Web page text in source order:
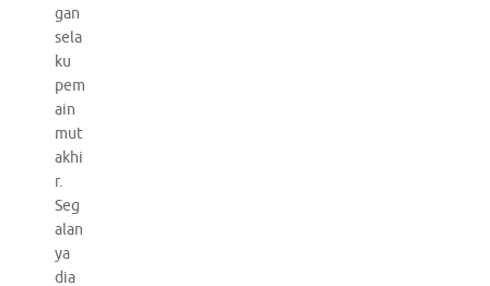
gan
sela
ku
pem
ain
mut
akhi
r.
Seg
alan
ya
dia